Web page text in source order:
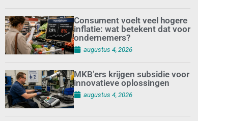
Consument voelt veel hogere
inflatie: wat betekent dat voor
ondernemers?
augustus 4, 2026
MKB’ers krijgen subsidie voor
innovatieve oplossingen
augustus 4, 2026